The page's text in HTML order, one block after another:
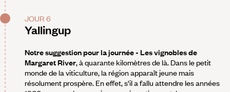
JOUR 6
Yallingup
Notre suggestion pour la journée - Les vignobles de
Margaret River, à quarante kilomètres de là. Dans le petit
monde de la viticulture, la région apparaît jeune mais
résolument prospère. En effet, s'il a fallu attendre les années